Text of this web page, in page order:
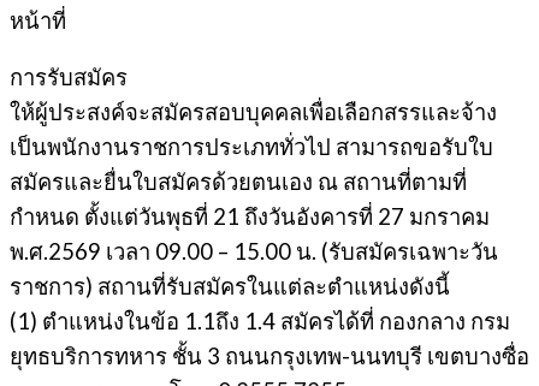
หน้าที่
การรับสมัคร
ให้ผู้ประสงค์จะสมัครสอบบุคคลเพื่อเลือกสรรและจ้าง
เป็นพนักงานราชการประเภททั่วไป สามารถขอรับใบ
สมัครและยื่นใบสมัครด้วยตนเอง ณ สถานที่ตามที่
กำหนด ตั้งแต่วันพุธที่ 21 ถึงวันอังคารที่ 27 มกราคม
พ.ศ.2569 เวลา 09.00 – 15.00 น. (รับสมัครเฉพาะวัน
ราชการ) สถานที่รับสมัครในแต่ละตำแหน่งดังนี้
(1) ตำแหน่งในข้อ 1.1ถึง 1.4 สมัครได้ที่ กองกลาง กรม
ยุทธบริการทหาร ชั้น 3 ถนนกรุงเทพ-นนทบุรี เขตบางซื่อ